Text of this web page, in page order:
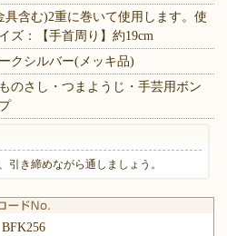
具含む)2重に巻いて使用します。使
ズ：【手首周り】約19cm
クシルバー(メッキ品)
のさし・つまようじ・手芸用ボン
引き締めながら通しましょう。
BFK256